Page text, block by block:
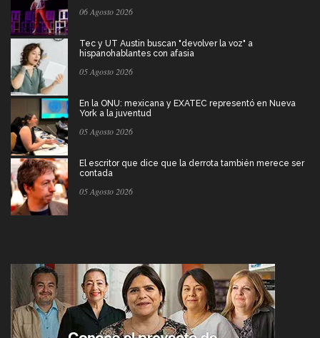
06 Agosto 2026
Tec y UT Austin buscan "devolver la voz" a
hispanohablantes con afasia
05 Agosto 2026
En la ONU: mexicana y EXATEC representó en Nueva
York a la juventud
05 Agosto 2026
El escritor que dice que la derrota también merece ser
contada
05 Agosto 2026